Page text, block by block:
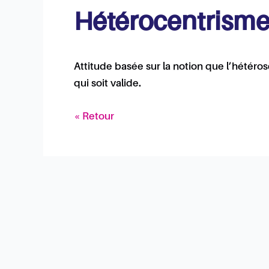
Attitude basée sur la notion que
qui soit valide.
« Retour